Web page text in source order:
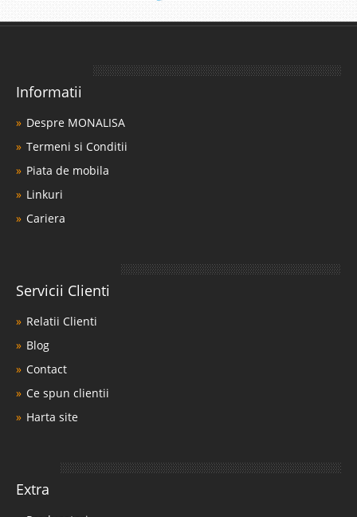
Informatii
Despre MONALISA
Termeni si Conditii
Piata de mobila
Linkuri
Cariera
Servicii Clienti
Relatii Clienti
Blog
Contact
Ce spun clientii
Harta site
Extra